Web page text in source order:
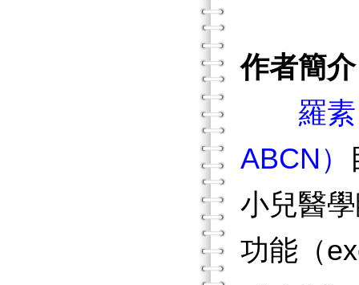
作者簡介
羅
ABCN）
小兒醫
功能（